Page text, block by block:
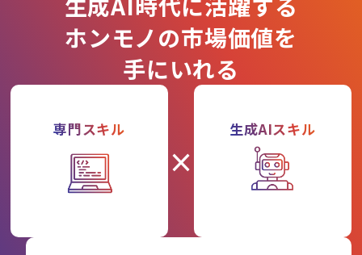
ホンモノの市場価値を
手にいれる
専門スキル
×
生成AIスキル